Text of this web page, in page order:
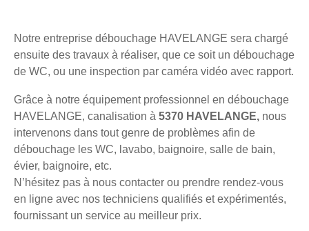
Notre entreprise débouchage HAVELANGE sera chargé
ensuite des travaux à réaliser, que ce soit un débouchage
de WC, ou une inspection par caméra vidéo avec rapport.
Grâce à notre équipement professionnel en débouchage
HAVELANGE, canalisation à 5370 HAVELANGE, nous
intervenons dans tout genre de problèmes afin de
débouchage les WC, lavabo, baignoire, salle de bain,
évier, baignoire, etc.
N’hésitez pas à nous contacter ou prendre rendez-vous
en ligne avec nos techniciens qualifiés et expérimentés,
fournissant un service au meilleur prix.